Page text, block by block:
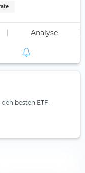
Analyse
besten ETF-